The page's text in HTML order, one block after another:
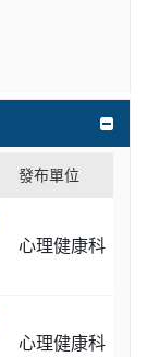
發布單位
心理健康科
心理健康科